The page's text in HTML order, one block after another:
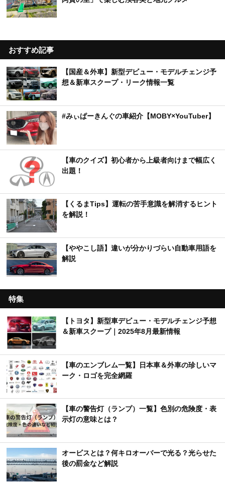
おすすめ記事
【国産＆外車】新型デビュー・モデルチェンジ予
想＆新車スクープ・リーク情報一覧
#みぃぱーきんぐの車紹介【MOBY×YouTuber】
【車のクイズ】初心者から上級者向けまで幅広く
出題！
【くるまTips】運転の苦手意識を解消するヒント
を解説！
【ややこし語】違いが分かりづらい自動車用語を
解説
特集
【トヨタ】新型車デビュー・モデルチェンジ予想
＆新車スクープ｜2025年8月最新情報
【車のエンブレム一覧】日本車＆外車の珍しいマ
ーク・ロゴを完全網羅
【車の警告灯（ランプ）一覧】色別の危険度・表
示灯の意味とは？
オービスとは？何キロオーバーで光る？光らせた
後の罰金など解説